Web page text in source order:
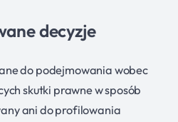
decyzje
do podejmowania wobec
skutki prawne w sposób
ani do profilowania